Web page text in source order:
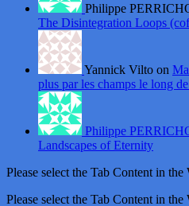
Philippe
The Disintegration Loops
Yannick Vilto on
plus par les champs le long
Philippe
Landscapes of Eternity
Please select the Tab Content in the
Please select the Tab Content in the